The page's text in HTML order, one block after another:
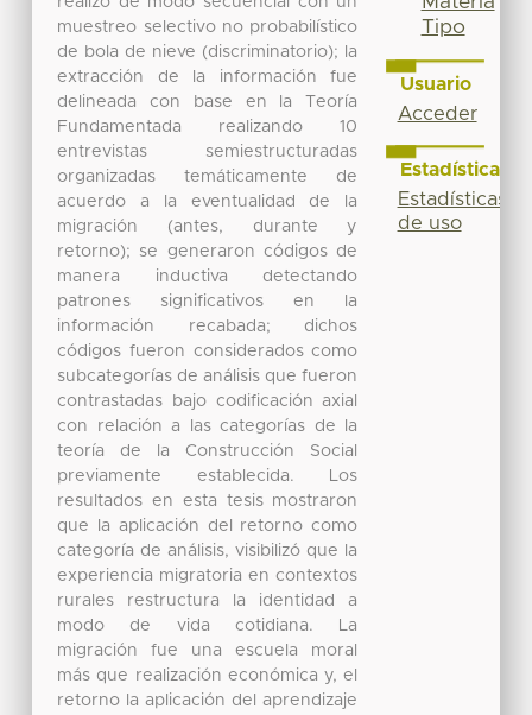
muestreo selectivo no probabilístico
de bola de nieve (discriminatorio); la
extracción de la información fue
delineada con base en la Teoría
Fundamentada realizando 10
entrevistas semiestructuradas
organizadas temáticamente de
acuerdo a la eventualidad de la
migración (antes, durante y
retorno); se generaron códigos de
manera inductiva detectando
patrones significativos en la
información recabada; dichos
códigos fueron considerados como
subcategorías de análisis que fueron
contrastadas bajo codificación axial
con relación a las categorías de la
teoría de la Construcción Social
previamente establecida. Los
resultados en esta tesis mostraron
que la aplicación del retorno como
categoría de análisis, visibilizó que la
experiencia migratoria en contextos
rurales restructura la identidad a
modo de vida cotidiana. La
migración fue una escuela moral
más que realización económica y, el
retorno la aplicación del aprendizaje
Tipo
Usuario
Acceder
Estadísticas
Estadísticas
de uso